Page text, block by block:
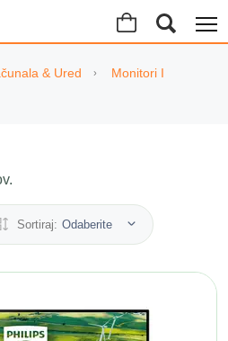
& Ured
Monitori I
Sortiraj: Odaberite